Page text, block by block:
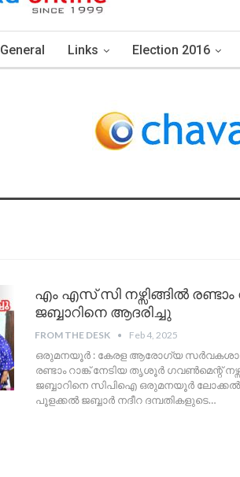
General Links Election 2016
എം എസ് സി നഴ്സിങ്ങിൽ
ജബ്ബാറിനെ ആദരിച്ചു
FROM THE DESK Feb 4, 2025
ഒരുമനയൂർ : കേരള ആരോഗ്യ സർവകശാല
രണ്ടാം റാങ്ക് നേടിയ തൃശൂർ ഗവൺമെന്റ്
ജബ്ബാറിനെ സിപിഐ ഒരുമനയൂർ ലോക്കൽ
പൂളക്കൽ ജബ്ബാർ നദീറ ദമ്പതികളുടെ…